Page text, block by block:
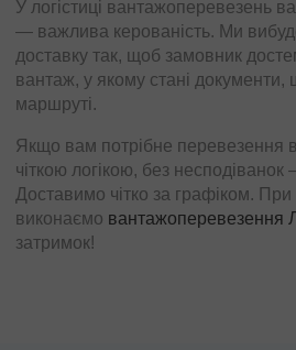
У логістиці вантажоперевезень
— важлива керованість. Ми
доставку так, щоб замовник
вантаж, у якому стані документи,
маршруті.
Якщо вам потрібне перевезення
чіткою логікою, без несподіванок
Доставимо чітко за графіком. При
виконаємо вантажоперевезення
затримок!